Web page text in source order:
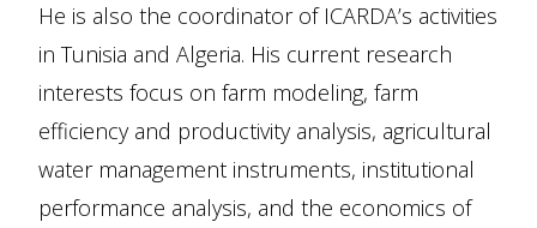
He is also the coordinator of ICARDA’s activities
in Tunisia and Algeria. His current research
interests focus on farm modeling, farm
efficiency and productivity analysis, agricultural
water management instruments, institutional
performance analysis, and the economics of